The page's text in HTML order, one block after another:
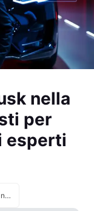
nella
per
esperti
Trump sostiene Musk nella questione dei visti per lavoratori stranieri esperti